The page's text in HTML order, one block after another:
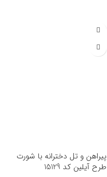
پیراهن و تل دخترانه با شورت
طرح آیلین کد 15129